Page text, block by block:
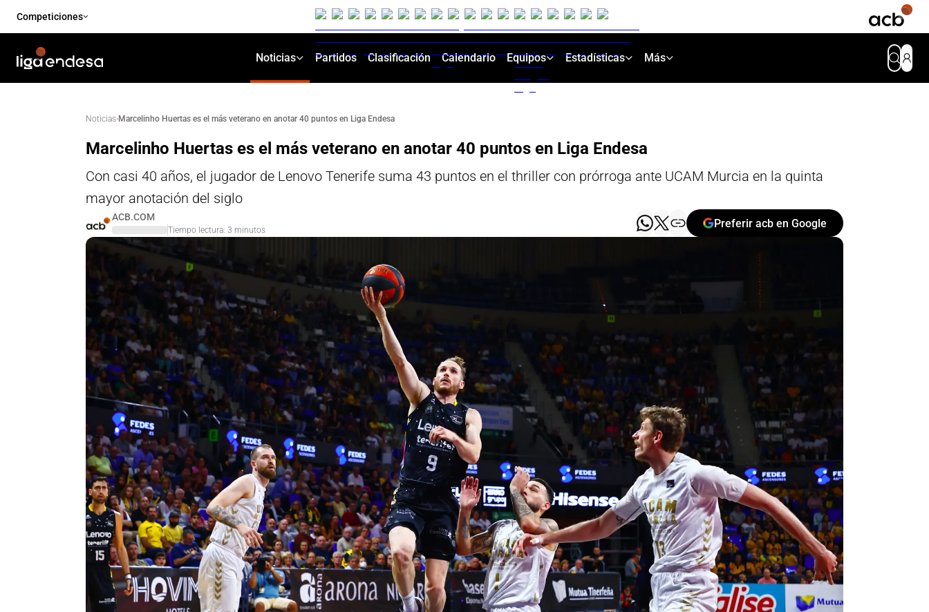
Competiciones
Noticias Partidos Clasificación Calendario Equipos Estadísticas Más
Noticias·Marcelinho Huertas es el más veterano en anotar 40 puntos en Liga Endesa
Marcelinho Huertas es el más veterano en anotar 40 puntos en Liga Endesa
Con casi 40 años, el jugador de Lenovo Tenerife suma 43 puntos en el thriller con prórroga ante UCAM Murcia en la quinta
mayor anotación del siglo
ACB.COM
Tiempo lectura: 3 minutos
Preferir acb en Google